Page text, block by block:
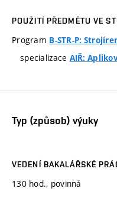
POUŽITÍ PŘEDMĚTU VE
Program B-STR-P:
specializace AIŘ:
Typ (způsob) výuky
VEDENÍ BAKALÁŘSKÉ
130 hod., povinná